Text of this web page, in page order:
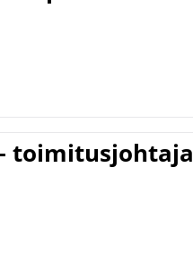
toimitusjohtaja